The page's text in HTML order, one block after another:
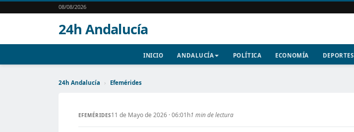
08/08/2026
24h Andalucía
INICIO ANDALUCÍA POLÍTICA ECONOMÍA DEPORTES
24h Andalucía › Efemérides
EFEMÉRIDES11 de Mayo de 2026 · 06:01h1 min de lectura